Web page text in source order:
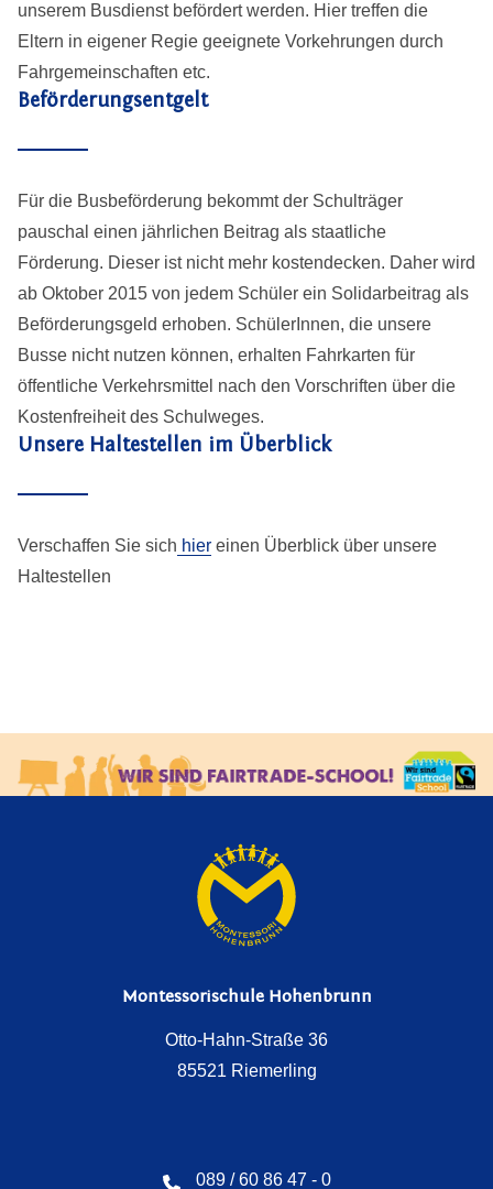
unserem Busdienst befördert werden. Hier treffen die
Eltern in eigener Regie geeignete Vorkehrungen durch
Fahrgemeinschaften etc.
Beförderungsentgelt
Für die Busbeförderung bekommt der Schulträger
pauschal einen jährlichen Beitrag als staatliche
Förderung. Dieser ist nicht mehr kostendecken. Daher wird
ab Oktober 2015 von jedem Schüler ein Solidarbeitrag als
Beförderungsgeld erhoben. SchülerInnen, die unsere
Busse nicht nutzen können, erhalten Fahrkarten für
öffentliche Verkehrsmittel nach den Vorschriften über die
Kostenfreiheit des Schulweges.
Unsere Haltestellen im Überblick
Verschaffen Sie sich hier einen Überblick über unsere
Haltestellen
Montessorischule Hohenbrunn
Otto-Hahn-Straße 36
85521 Riemerling
089 / 60 86 47 - 0